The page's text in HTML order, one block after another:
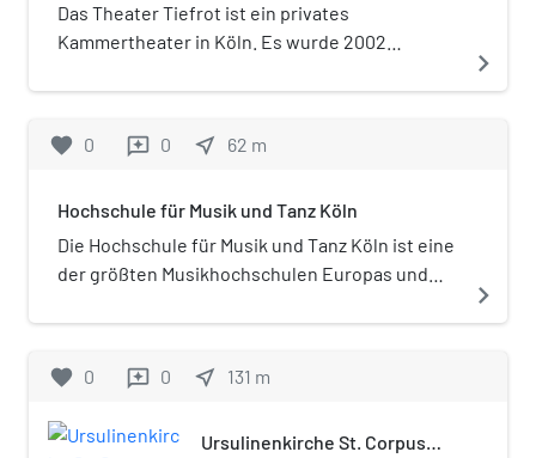
Das Theater Tiefrot ist ein privates
Kammertheater in Köln. Es wurde 2002
Regisseur Volker Lippmann.
navigate_next
favorite 0 reviews 0 near_me 62 m
Hochschule für Musik und Tanz Köln
Die Hochschule für Musik und Tanz Köln ist eine
der größten Musikhochschulen Europas und
ist auch unter dem bis 2009 gültigen Namen
Umgangssprachlich ist weiterhin die
Bezeichnung Musikhochschule Köln sehr
geläufig.
navigate_next
favorite 0 reviews 0 near_me 131 m
Ursulinenkirche St. Corpus